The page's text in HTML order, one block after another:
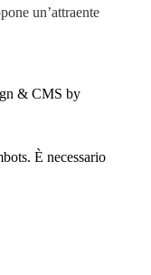
un’attraente
& CMS by
È necessario